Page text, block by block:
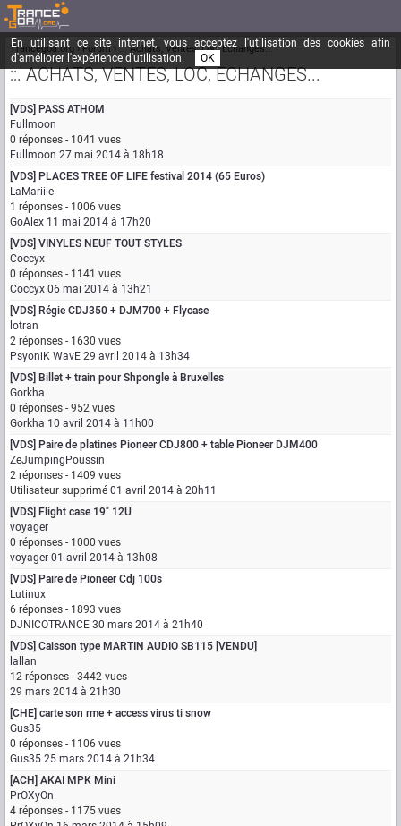
En utilisant ce site internet, vous acceptez l'utilisation des cookies afin
d'améliorer l'expérience d'utilisation.
OK
Trancegoa.org Forum ::. Achats, Ventes, Loc, Echanges...
::. ACHATS, VENTES, LOC, ECHANGES...
[VDS] PASS ATHOM
Fullmoon
0 réponses - 1041 vues
Fullmoon 27 mai 2014 à 18h18
[VDS] PLACES TREE OF LIFE festival 2014 (65 Euros)
LaMariiie
1 réponses - 1006 vues
GoAlex 11 mai 2014 à 17h20
[VDS] VINYLES NEUF TOUT STYLES
Coccyx
0 réponses - 1141 vues
Coccyx06 mai 2014 à 13h21
[VDS] Régie CDJ350 + DJM700 + Flycase
lotran
2 réponses - 1630 vues
PsyoniK WavE29 avril 2014 à 13h34
[VDS] Billet + train pour Shpongle à Bruxelles
Gorkha
0 réponses - 952 vues
Gorkha 10 avril 2014 à 11h00
[VDS] Paire de platines Pioneer CDJ800 + table Pioneer DJM400
ZeJumpingPoussin
2 réponses - 1409 vues
Utilisateur supprimé01 avril 2014 à 20h11
[VDS] Flight case 19" 12U
voyager
0 réponses - 1000 vues
voyager01 avril 2014 à 13h08
[VDS] Paire de Pioneer Cdj 100s
Lutinux
6 réponses - 1893 vues
DJNICOTRANCE30 mars 2014 à 21h40
[VDS] Caisson type MARTIN AUDIO SB115 [VENDU]
lallan
12 réponses - 3442 vues
29 mars 2014 à 21h30
[CHE] carte son rme + access virus ti snow
Gus35
0 réponses - 1106 vues
Gus3525 mars 2014 à 21h34
[ACH] AKAI MPK Mini
PrOXyOn
4 réponses - 1175 vues